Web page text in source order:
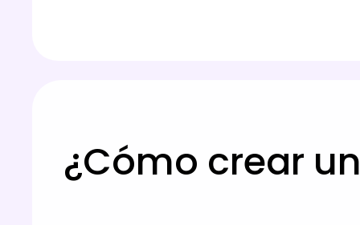
¿Cómo crear